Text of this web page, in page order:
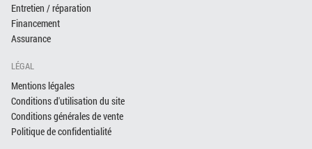
Entretien / réparation
Financement
Assurance
LÉGAL
Mentions légales
Conditions d'utilisation du site
Conditions générales de vente
Politique de confidentialité